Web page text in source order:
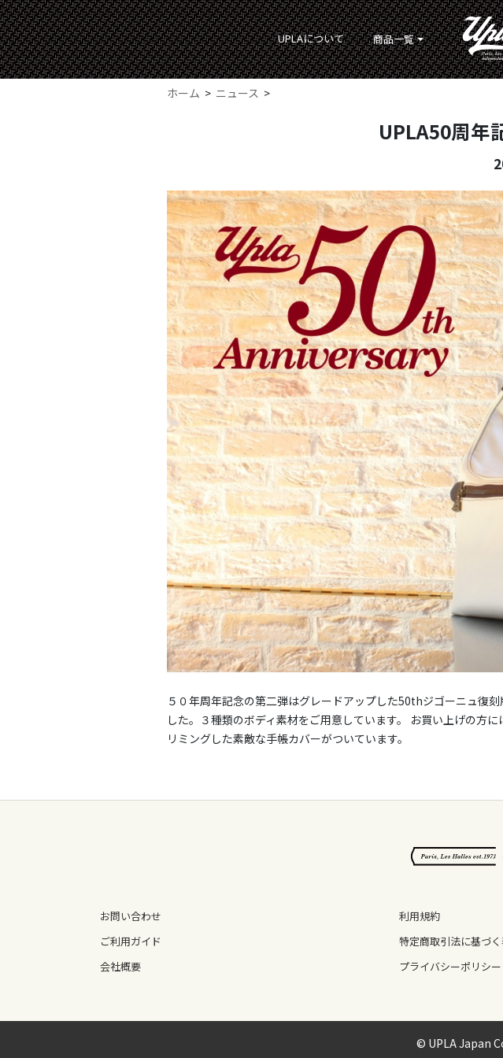
UPLAについて 商品一覧
ホーム ニュース
UPLA50周年
５０年周年記念の第二弾はグレードアップした50thジゴーニュ復
した。３種類のボディ素材をご用意しています。 お買い上げの方
リミングした素敵な手帳カバーがついています。
お問い合わせ
ご利用ガイド
会社概要
利用規約
特定商取引法に基づ
プライバシーポリシー
© UPLA Japan